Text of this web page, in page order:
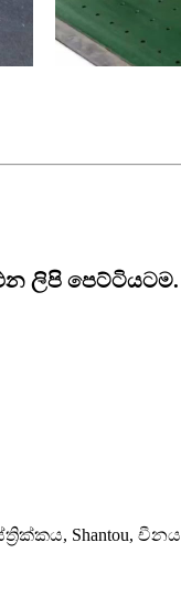
ලිපි පෙට්ටියටම.
Shantou, චීනය